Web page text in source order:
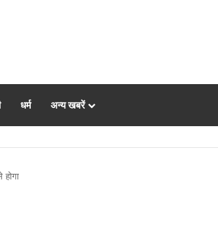
धर्म अन्य खबरें